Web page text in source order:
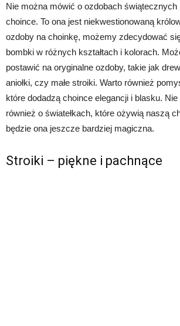
Nie można mówić o ozdobach świątecznych
choince. To ona jest niekwestionowaną
ozdoby na choinkę, możemy zdecydować
bombki w różnych kształtach i kolorach.
postawić na oryginalne ozdoby, takie jak
aniołki, czy małe stroiki. Warto również
które dodadzą choince elegancji i blasku.
również o światełkach, które ożywią naszą
będzie ona jeszcze bardziej magiczna.
Stroiki – piękne i pachnące